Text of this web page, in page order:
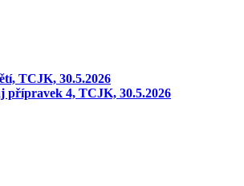
TCJK, 30.5.2026
přípravek 4, TCJK, 30.5.2026